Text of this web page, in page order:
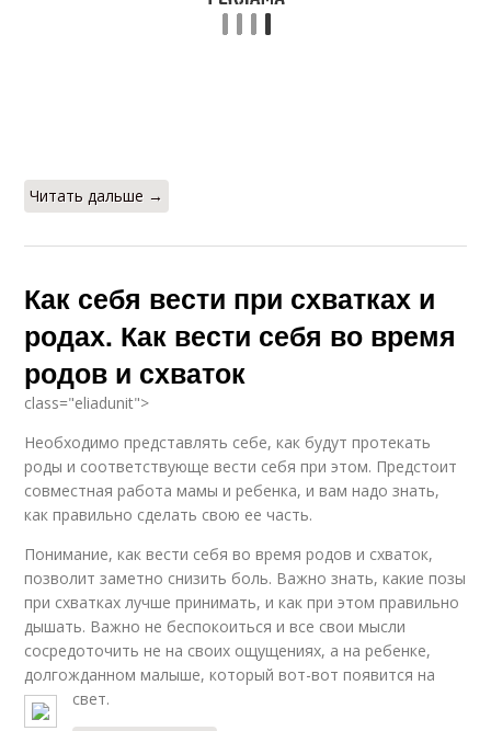
Читать дальше →
Как себя вести при схватках и
родах. Как вести себя во время
родов и схваток
class="eliadunit">
Необходимо представлять себе, как будут протекать
роды и соответствующе вести себя при этом. Предстоит
совместная работа мамы и ребенка, и вам надо знать,
как правильно сделать свою ее часть.
Понимание, как вести себя во время родов и схваток,
позволит заметно снизить боль. Важно знать, какие позы
при схватках лучше принимать, и как при этом правильно
дышать. Важно не беспокоиться и все свои мысли
сосредоточить не на своих ощущениях, а на ребенке,
долгожданном малыше, который вот-вот появится на
свет.